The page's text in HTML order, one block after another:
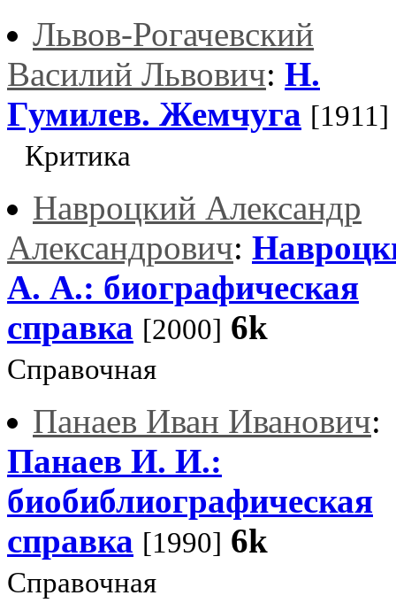
Львов-Рогачевский
Василий Львович: Н.
Гумилев. Жемчуга [1911]
Критика
Навроцкий Александр
Александрович:
А. А.: биографическая
справка [2000] 6k
Справочная
Панаев Иван Иванович:
Панаев И. И.:
биобиблиографическая
справка [1990] 6k
Справочная